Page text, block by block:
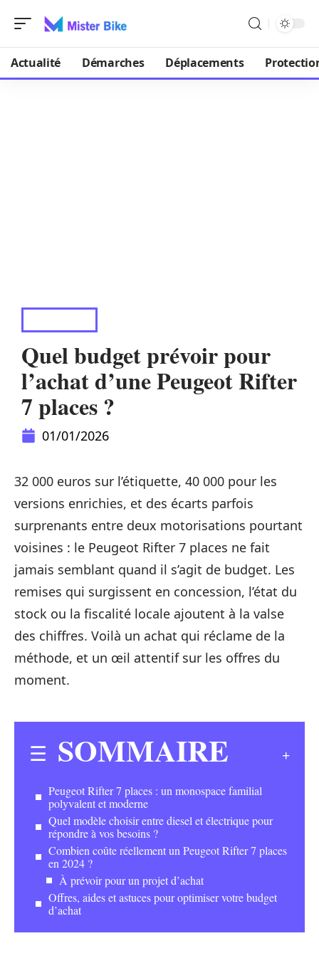
Actualité Démarches Déplacements
Quel budget prévoir pour
l’achat d’une Peugeot Rifter
7 places ?
01/01/2026
32 000 euros sur l’étiquette, 40 000 pour les
versions enrichies, et des écarts parfois
surprenants entre deux motorisations pourtant
voisines : le Peugeot Rifter 7 places ne fait
jamais semblant quand il s’agit de budget. Les
remises qui surgissent en concession, l’état du
stock ou la fiscalité locale ajoutent à la valse
des chiffres. Voilà un achat qui réclame de la
méthode, et un œil attentif sur les offres du
moment.
SOMMAIRE
Peugeot Rifter 7 places : un monospace familial
polyvalent et moderne
Quel modèle choisir entre diesel et électrique pour
répondre à vos besoins ?
Combien coûte réellement un Peugeot Rifter 7 places
en 2024 ?
À prévoir pour un projet d’achat
Offres, aides et astuces pour optimiser votre budget
d’achat